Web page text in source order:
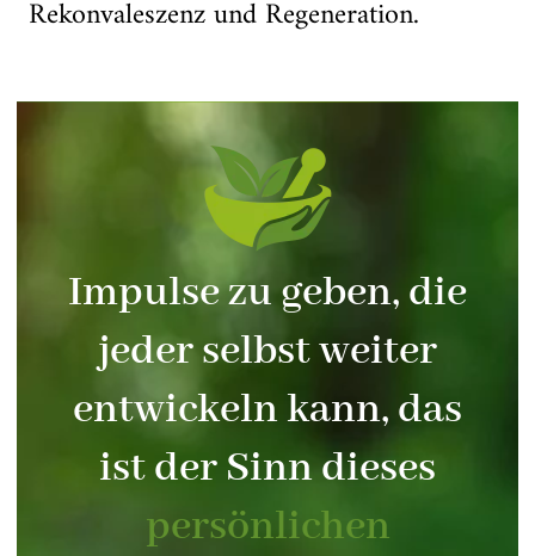
Rekonvaleszenz und Regeneration.
Impulse zu geben, die
jeder selbst weiter
entwickeln kann, das
ist der Sinn dieses
persönlichen